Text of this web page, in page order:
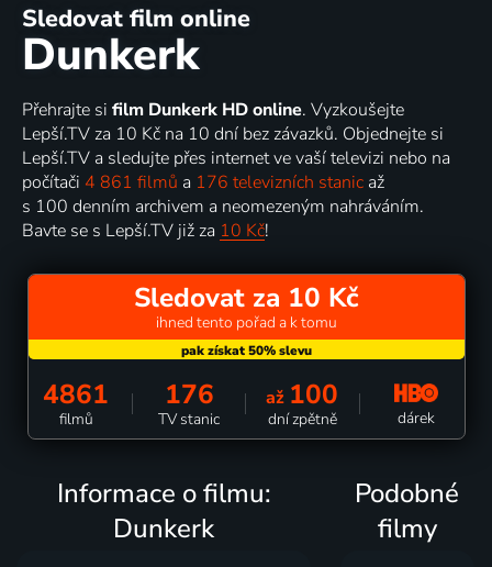
Sledovat film online
Dunkerk
Přehrajte si film Dunkerk HD online. Vyzkoušejte
Lepší.TV za 10 Kč na 10 dní bez závazků. Objednejte si
Lepší.TV a sledujte přes internet ve vaší televizi nebo na
počítači 4 861 filmů a 176 televizních stanic až
s 100 denním archivem a neomezeným nahráváním.
Bavte se s Lepší.TV již za 10 Kč!
Sledovat za 10 Kč
ihned tento pořad a k tomu
4861
filmů
176
TV stanic
až 100
dní zpětně dárek
Informace o filmu:
Dunkerk
Podobné
filmy